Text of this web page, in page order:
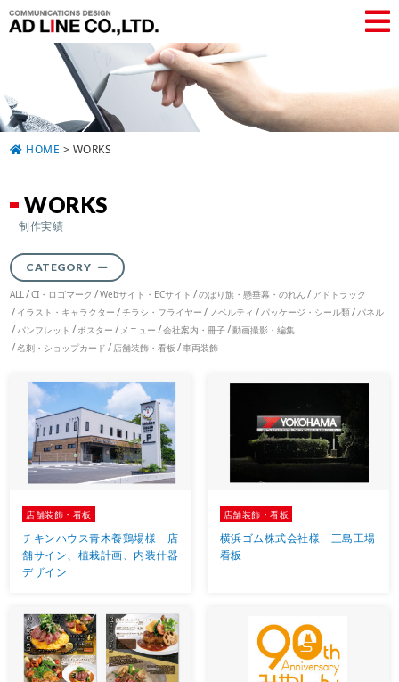
HOME > WORKS
WORKS
制作実績
CATEGORY
ALL CI・ロゴマーク Webサイト・ECサイト のぼり旗・懸垂幕・のれん
アドトラック
イラスト・キャラクター
チラシ・フライヤー ノベルティ パッケージ・シール類 パネル
パンフレット
ポスター メニュー 会社案内・冊子 動画撮影・編集
名刺・ショップカード
店舗装飾・看板 車両装飾
店舗装飾・看板
チキンハウス青木養鶏場様 店
舗サイン、植栽計画、内装什器
デザイン
店舗装飾・看板
横浜ゴム株式会社様 三島工場
看板